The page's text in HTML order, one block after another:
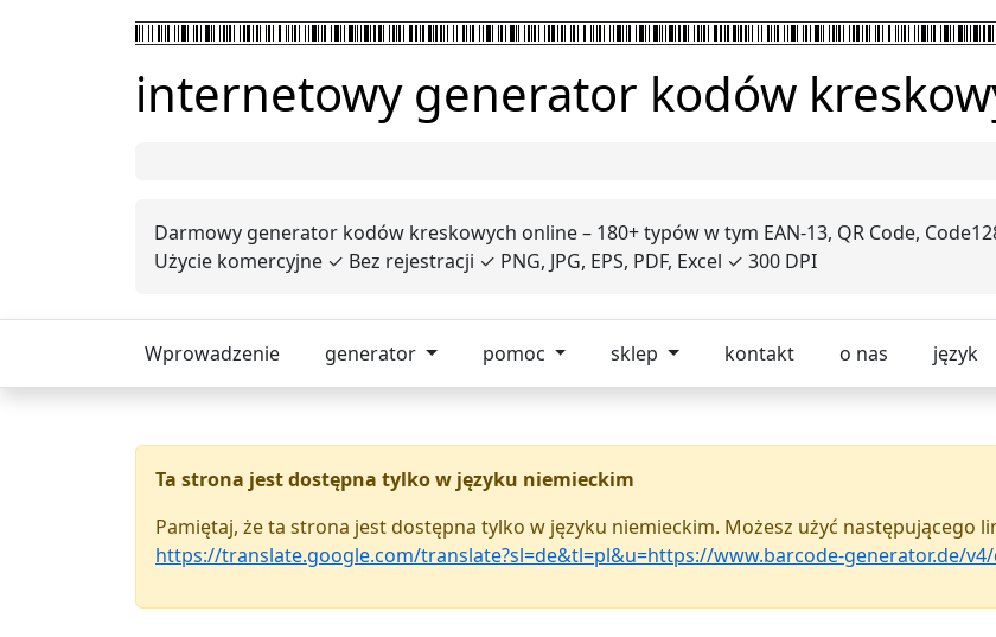
internetowy generator kodów
Darmowy generator kodów kreskowych online – 180+ typów w tym EAN-13, QR Code,
Użycie komercyjne ✓ Bez rejestracji ✓ PNG, JPG, EPS, PDF, Excel ✓ 300 DPI
Wprowadzenie generator pomoc sklep kontakt o nas język
Ta strona jest dostępna tylko w języku niemieckim
Pamiętaj, że ta strona jest dostępna tylko w języku niemieckim. Możesz użyć następującego
https://translate.google.com/translate?sl=de&tl=pl&u=https://www.barcode-generator.de/